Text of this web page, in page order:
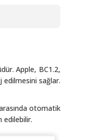
Apple, BC1.2,
edilmesini sağlar.
otomatik
edilebilir.